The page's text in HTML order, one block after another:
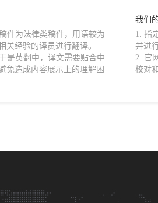
件为法律类稿件，用语较为
关经验的译员进行翻译。
是英翻中，译文需要贴合中
免造成内容展示上的理解困
我们
1. 指
并进
2. 官
校对